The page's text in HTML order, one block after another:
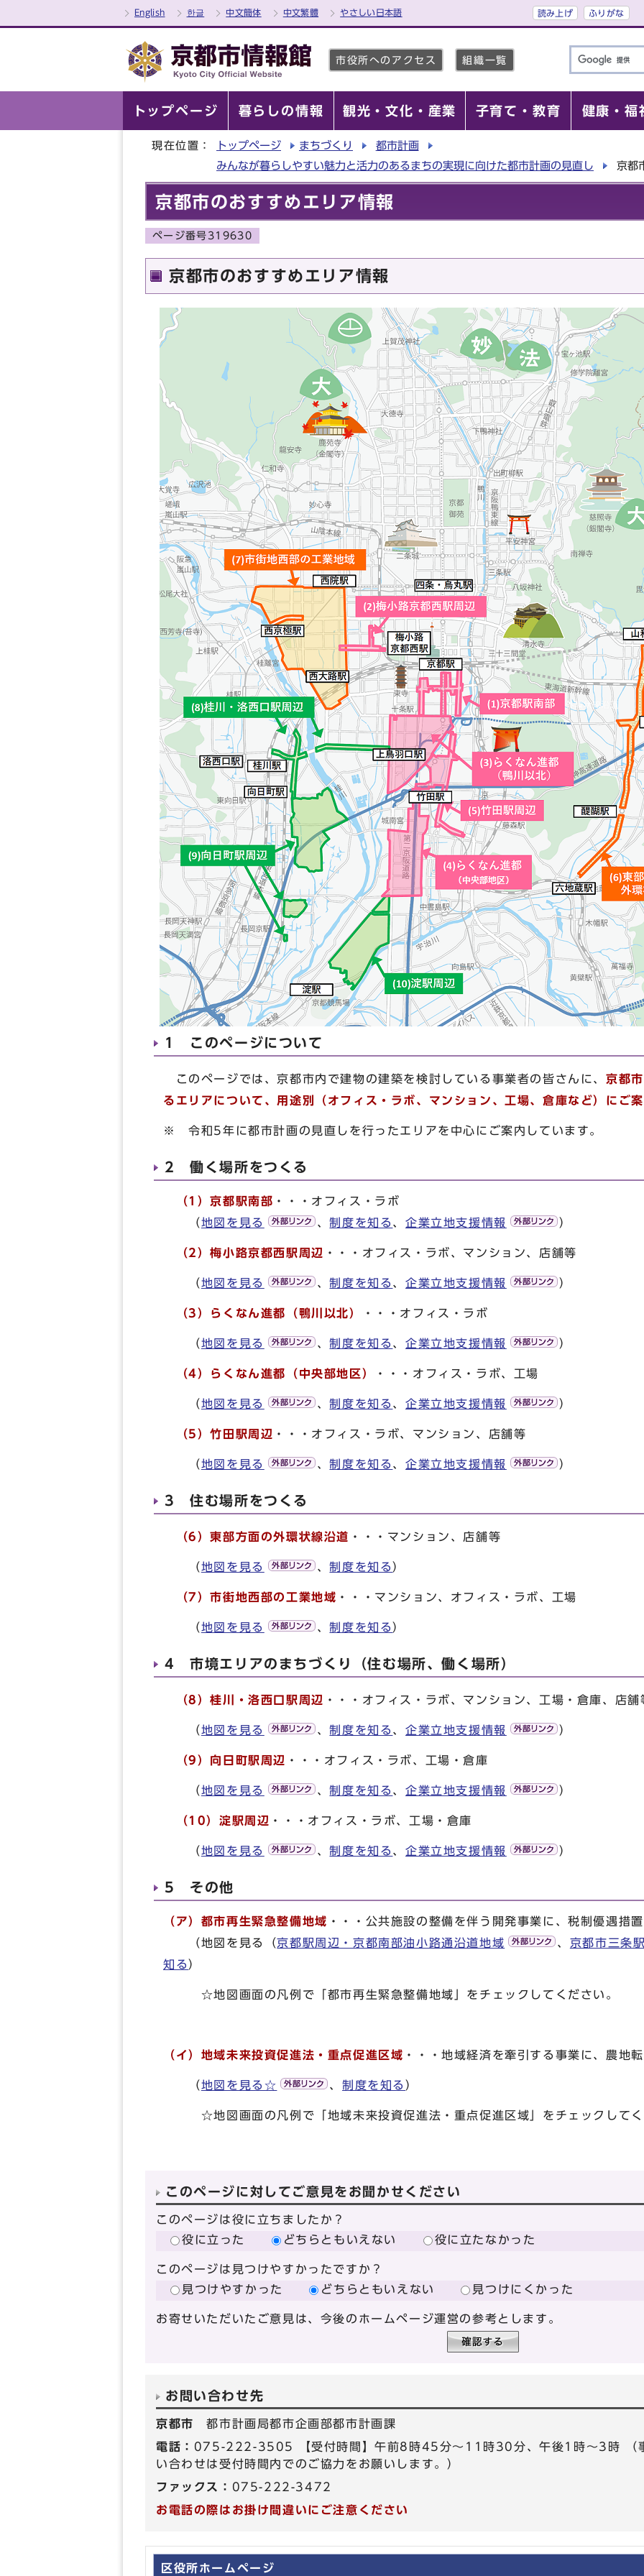
English 한글 中文簡体 中文繁體 やさしい日本語 読み上げ ふりがな
市役所へのアクセス 組織一覧
トップページ 暮らしの情報 観光・文化・産業 子育て・教育 健康・福
現在位置： トップページ まちづくり
都市計画
みんなが暮らしやすい魅力と活力のあるまちの実現に向けた都市計画の見直し
京都
京都市のおすすめエリア情報
ページ番号319630
京都市のおすすめエリア情報
1 このページについて
このページでは、京都市内で建物の建築を検討している事業者の皆さんに、 京都
るエリアについて、用途別（オフィス・ラボ、マンション、工場、倉庫など）にご
※ 令和5年に都市計画の見直しを行ったエリアを中心にご案内しています。
2 働く場所をつくる
（1）京都駅南部 ・・・オフィス・ラボ
（地図を見る 、制度を知る 、企業立地支援情報 ）
（2）梅小路京都西駅周辺 ・・・オフィス・ラボ、マンション、店舗等
（地図を見る 、制度を知る 、企業立地支援情報 ）
（3）らくなん進都（鴨川以北） ・・・オフィス・ラボ
（地図を見る 、制度を知る 、企業立地支援情報 ）
（4）らくなん進都（中央部地区） ・・・オフィス・ラボ、工場
（地図を見る 、制度を知る 、企業立地支援情報 ）
（5）竹田駅周辺 ・・・オフィス・ラボ、マンション、店舗等
（地図を見る 、制度を知る 、企業立地支援情報 ）
3 住む場所をつくる
（6）東部方面の外環状線沿道 ・・・マンション、店舗等
（地図を見る 、制度を知る ）
（7）市街地西部の工業地域 ・・・マンション、オフィス・ラボ、工場
（地図を見る 、制度を知る ）
4 市境エリアのまちづくり（住む場所、働く場所）
（8）桂川・洛西口駅周辺 ・・・オフィス・ラボ、マンション、工場・倉庫、店舗
（地図を見る 、制度を知る 、企業立地支援情報 ）
（9）向日町駅周辺 ・・・オフィス・ラボ、工場・倉庫
（地図を見る 、制度を知る 、企業立地支援情報 ）
（10）淀駅周辺 ・・・オフィス・ラボ、工場・倉庫
（地図を見る 、制度を知る 、企業立地支援情報 ）
5 その他
（ア）都市再生緊急整備地域 ・・・公共施設の整備を伴う開発事業に、税制優遇措
（地図を見る（京都駅周辺・京都南部油小路通沿道地域 、 京都市三条
知る ）
☆地図画面の凡例で「都市再生緊急整備地域」をチェックしてください。
（イ）地域未来投資促進法・重点促進区域 ・・・地域経済を牽引する事業に、農地
（地図を見る☆ 、制度を知る ）
☆地図画面の凡例で「地域未来投資促進法・重点促進区域」をチェックしてく
このページに対してご意見をお聞かせください
このページは役に立ちましたか？
役に立った
どちらともいえない 役に立たなかった
このページは見つけやすかったですか？
見つけやすかった
どちらともいえない 見つけにくかった
お寄せいただいたご意見は、今後のホームページ運営の参考とします。
お問い合わせ先
京都市都市計画局都市企画部都市計画課
電話： 075-222-3505 【受付時間】午前8時45分～11時30分、午後1時～3時 （
い合わせは受付時間内でのご協力をお願いします。）
ファックス： 075-222-3472
お電話の際はお掛け間違いにご注意ください
区役所ホームページ